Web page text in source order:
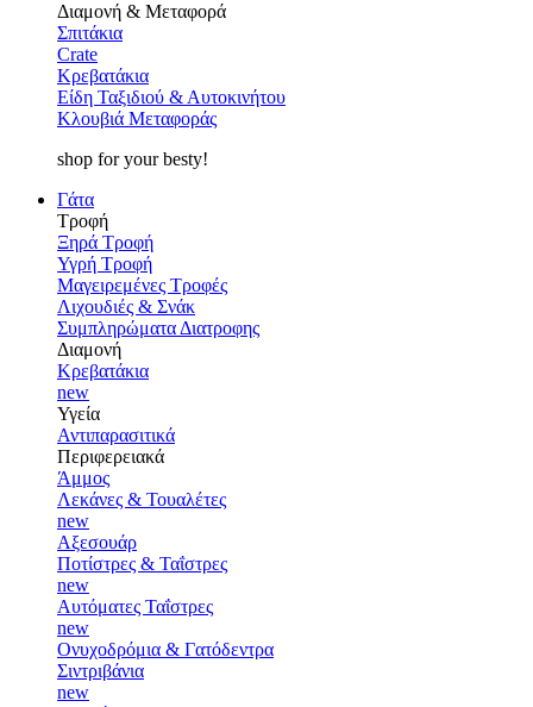
Διαμονή & Μεταφορά
Σπιτάκια
Crate
Κρεβατάκια
Είδη Ταξιδιού & Αυτοκινήτου
Κλουβιά Μεταφοράς
shop for your besty!
Γάτα
Τροφή
Ξηρά Τροφή
Υγρή Τροφή
Μαγειρεμένες Τροφές
Λιχουδιές & Σνάκ
Συμπληρώματα Διατροφης
Διαμονή
Κρεβατάκια
new
Υγεία
Αντιπαρασιτικά
Περιφερειακά
Άμμος
Λεκάνες & Τουαλέτες
new
Αξεσουάρ
Ποτίστρες & Ταΐστρες
new
Αυτόματες Ταΐστρες
new
Ονυχοδρόμια & Γατόδεντρα
Σιντριβάνια
new